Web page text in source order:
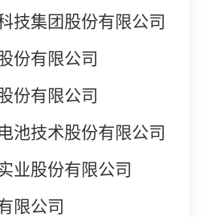
技集团股份有限公司
份有限公司
份有限公司
池技术股份有限公司
业股份有限公司
限公司